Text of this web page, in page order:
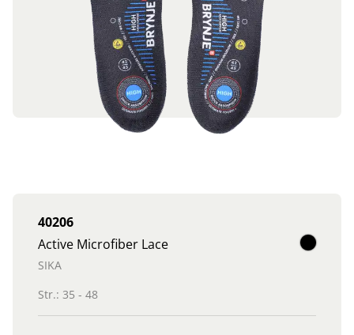
40206
Active Microfiber Lace
SIKA
Str.: 35 - 48